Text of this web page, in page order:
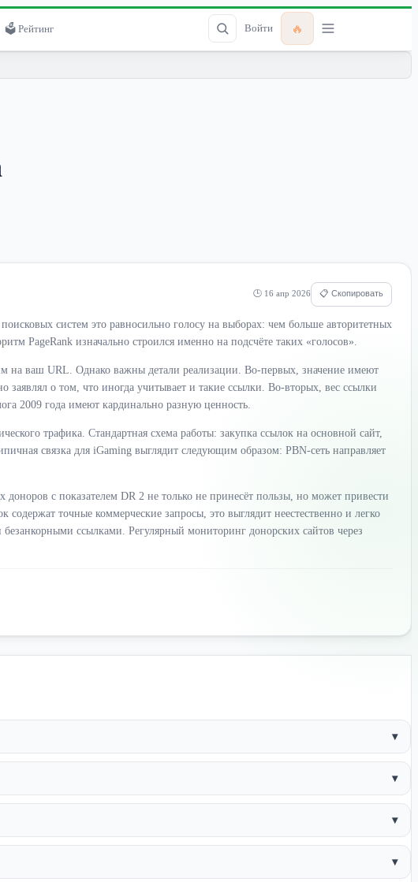
🗳 Рейтинг Войти 🔥
🕒 16 апр 2026 📋 Скопировать
систем это равносильно голосу на выборах: чем больше авторитетных
PageRank изначально строился именно на подсчёте таких «голосов».
на ваш URL. Однако важны детали реализации. Во-первых, значение имеют
о том, что иногда учитывает и такие ссылки. Во-вторых, вес ссылки
2009 года имеют кардинально разную ценность.
трафика. Стандартная схема работы: закупка ссылок на основной сайт,
связка для iGaming выглядит следующим образом: PBN-сеть направляет
с показателем DR 2 не только не принесёт пользы, но может привести
точные коммерческие запросы, это выглядит неестественно и легко
ссылками. Регулярный мониторинг донорских сайтов через
▾
▾
▾
▾